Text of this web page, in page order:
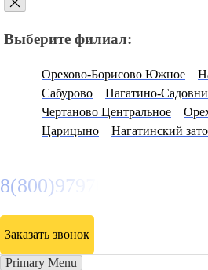
Выберите филиал:
Орехово-Борисово Южное
Сабурово
Нагатино-
Чертаново Центральное
Царицыно
Нагатинский
8(800)9797043
Заказать звонок
Primary Menu